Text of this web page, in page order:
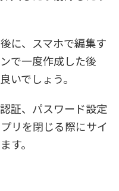
に、スマホで編集す
で一度作成した後
いでしょう。
証、パスワード設定
リを閉じる際にサイ
す。